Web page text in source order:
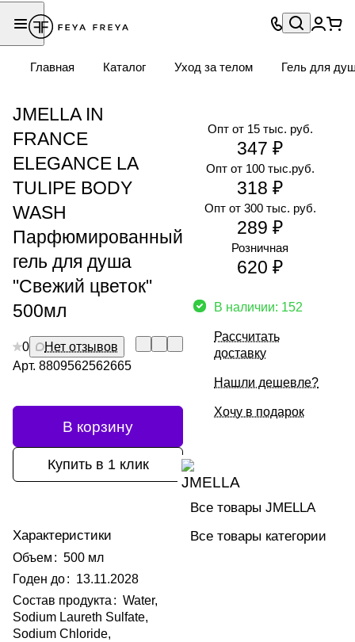
Главная Каталог Уход за телом Гель для
JMELLA IN
FRANCE
ELEGANCE LA
TULIPE BODY
WASH
Парфюмированный
гель для душа
"Свежий цветок"
500мл
0
Нет отзывов
Арт. 8809562562665
В корзину
Купить в 1 клик
Характеристики
Объем : 500 мл
Годен до: 13.11.2028
Состав продукта : Water,
Sodium Laureth Sulfate,
Sodium Chloride,
Опт от 300 тыс. руб.
289 ₽
Опт от 15 тыс. руб.
347 ₽
Опт от 100 тыс.руб.
318 ₽
Розничная
620 ₽
В наличии: 152
Рассчитать
доставку
Нашли дешевле?
Хочу в подарок
Все товары JMELLA
Все товары категории